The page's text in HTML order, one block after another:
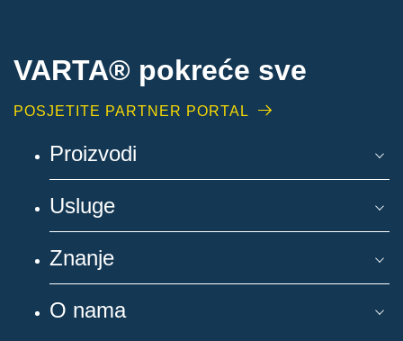
VARTA® pokreće sve
POSJETITE PARTNER PORTAL
Proizvodi
Usluge
Znanje
O nama